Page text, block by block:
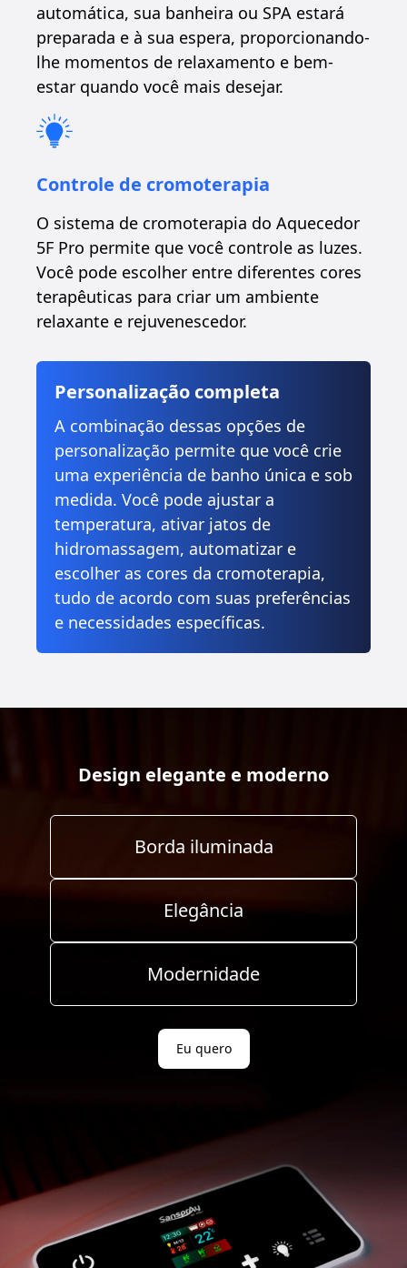
automática, sua banheira ou SPA estará
preparada e à sua espera, proporcionando-
lhe momentos de relaxamento e bem-
estar quando você mais desejar.
Controle de cromoterapia
O sistema de cromoterapia do Aquecedor
5F Pro permite que você controle as luzes.
Você pode escolher entre diferentes cores
terapêuticas para criar um ambiente
relaxante e rejuvenescedor.
Personalização completa
A combinação dessas opções de
personalização permite que você crie
uma experiência de banho única e sob
medida. Você pode ajustar a
temperatura, ativar jatos de
hidromassagem, automatizar e
escolher as cores da cromoterapia,
tudo de acordo com suas preferências
e necessidades específicas.
Design elegante e moderno
Borda iluminada
Elegância
Modernidade
Eu quero